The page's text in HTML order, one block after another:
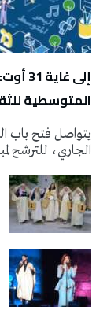
إلى
المتوسطية
الجاري، للترشح